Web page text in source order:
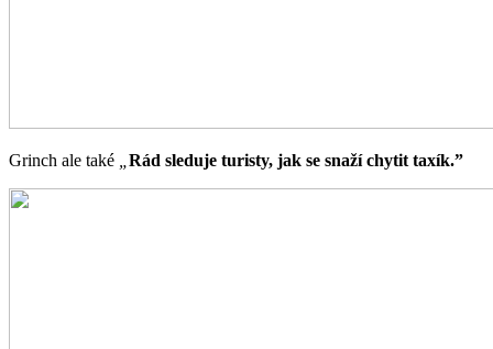
Grinch ale také Rád sleduje turisty, jak se snaží chytit taxík.”